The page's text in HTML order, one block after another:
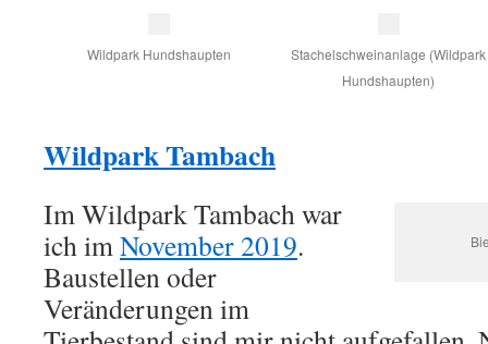
Wildpark Hundshaupten
Stachelschweinanlage (Wildpark
Hundshaupten)
Wildpark Tambach
Im Wildpark Tambach war
ich imNovember 2019.
Baustellen oder
Veränderungen im